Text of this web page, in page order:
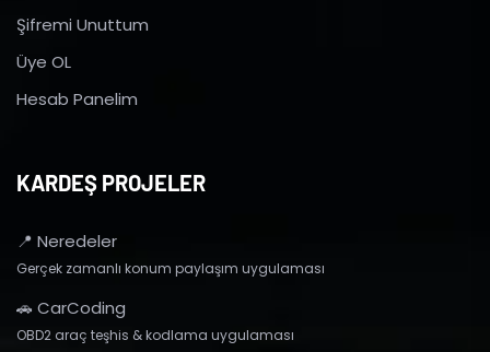
Şifremi Unuttum
Üye OL
Hesab Panelim
KARDEŞ PROJELER
📍 Neredeler
Gerçek zamanlı konum paylaşım uygulaması
🚗 CarCoding
OBD2 araç teşhis & kodlama uygulaması